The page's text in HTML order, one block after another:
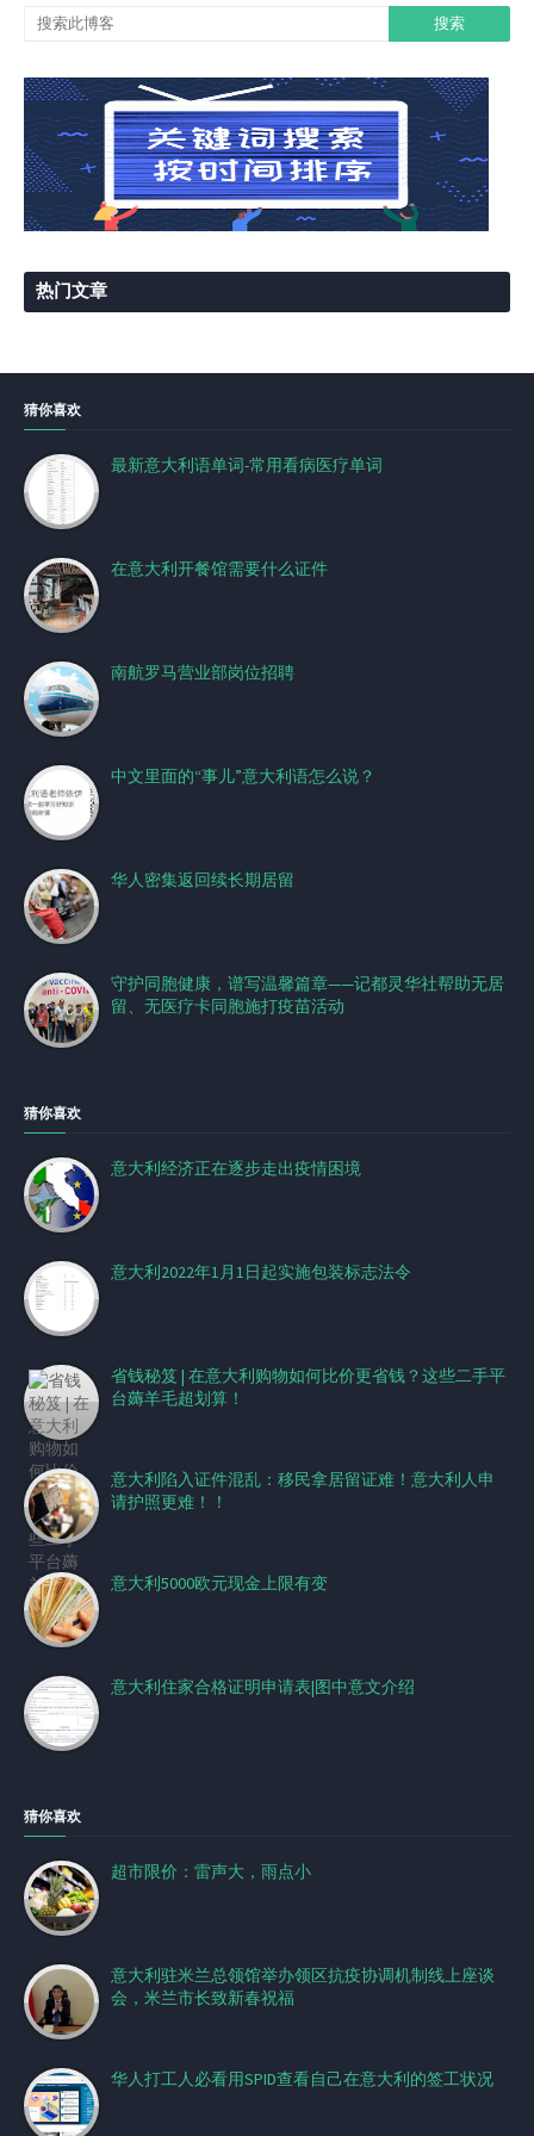
热门文章
猜你喜欢
最新意大利语单词-常用看病医疗单词
在意大利开餐馆需要什么证件
南航罗马营业部岗位招聘
中文里面的“事儿”意大利语怎么说？
华人密集返回续长期居留
守护同胞健康，谱写温馨篇章——记都灵华社帮助无居
留、无医疗卡同胞施打疫苗活动
猜你喜欢
意大利经济正在逐步走出疫情困境
意大利2022年1月1日起实施包装标志法令
省钱秘笈 | 在意大利购物如何比价更省钱？这些二手平
台薅羊毛超划算！
意大利陷入证件混乱：移民拿居留证难！意大利人申
请护照更难！！
意大利5000欧元现金上限有变
意大利住家合格证明申请表|图中意文介绍
猜你喜欢
超市限价：雷声大，雨点小
意大利驻米兰总领馆举办领区抗疫协调机制线上座谈
会，米兰市长致新春祝福
华人打工人必看用SPID查看自己在意大利的签工状况